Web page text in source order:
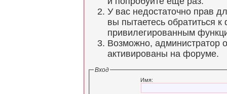
У вас недостаточно прав
вы пытаетесь обратиться
привилегированным
Возможно, администратор
активированы на форуме.
Вход
Имя: